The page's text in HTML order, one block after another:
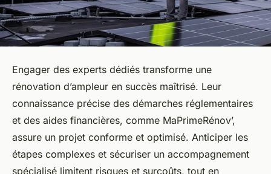
Engager des experts dédiés transforme une
rénovation d’ampleur en succès maîtrisé. Leur
connaissance précise des démarches réglementaires
et des aides financières, comme MaPrimeRénov’,
assure un projet conforme et optimisé. Anticiper les
étapes complexes et sécuriser un accompagnement
spécialisé limitent risques et surcoûts, tout en